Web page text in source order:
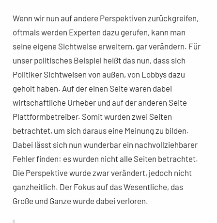
Wenn wir nun auf andere Perspektiven zurückgreifen,
oftmals werden Experten dazu gerufen, kann man
seine eigene Sichtweise erweitern, gar verändern. Für
unser politisches Beispiel heißt das nun, dass sich
Politiker Sichtweisen von außen, von Lobbys dazu
geholt haben. Auf der einen Seite waren dabei
wirtschaftliche Urheber und auf der anderen Seite
Plattformbetreiber. Somit wurden zwei Seiten
betrachtet, um sich daraus eine Meinung zu bilden.
Dabei lässt sich nun wunderbar ein nachvollziehbarer
Fehler finden: es wurden nicht alle Seiten betrachtet.
Die Perspektive wurde zwar verändert, jedoch nicht
ganzheitlich. Der Fokus auf das Wesentliche, das
Große und Ganze wurde dabei verloren.